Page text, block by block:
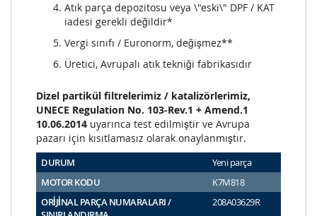
Atık parça depozitosu veya \"eski\" DPF / KAT
iadesi gerekli değildir*
Vergi sınıfı / Euronorm, değişmez**
Üretici, Avrupalı atık tekniği fabrikasıdır
Dizel partikül filtrelerimiz / katalizörlerimiz,
UNECE Regulation No. 103-Rev.1 + Amend.1
10.06.2014 uyarınca test edilmiştir ve Avrupa
pazarı için kısıtlamasız olarak onaylanmıştır.
DURUM
Yeni parça
MOTOR KODU
K7M818
ORİJİNAL PARÇA NUMARALARI /
208A03629R